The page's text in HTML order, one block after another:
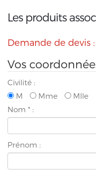
Les produits
Demande de devis
Vos
Civilité :
M
Mme
Mlle
Nom * :
Prénom :